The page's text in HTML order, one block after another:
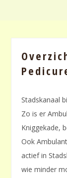
Stadskanaal
Zo is er
Kniggekade,
Ook
actief in
wie minder